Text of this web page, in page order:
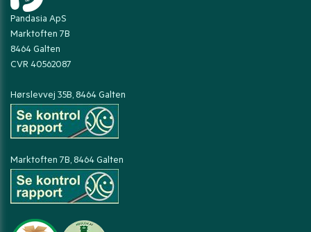
Pandasia ApS
Marktoften 7B
8464 Galten
CVR 40562087
Hørslevvej 35B, 8464 Galten
Marktoften 7B, 8464 Galten